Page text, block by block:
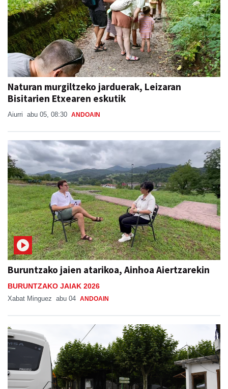
Naturan murgiltzeko jarduerak, Leizaran
Bisitarien Etxearen eskutik
Aiurri abu 05, 08:30 ANDOAIN
Buruntzako jaien atarikoa, Ainhoa Aiertzarekin
BURUNTZAKO JAIAK 2026
Xabat Minguez abu 04 ANDOAIN